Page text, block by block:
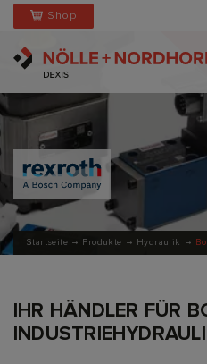
Shop
Startseite Produkte Hydraulik
IHR HÄNDLER FÜR